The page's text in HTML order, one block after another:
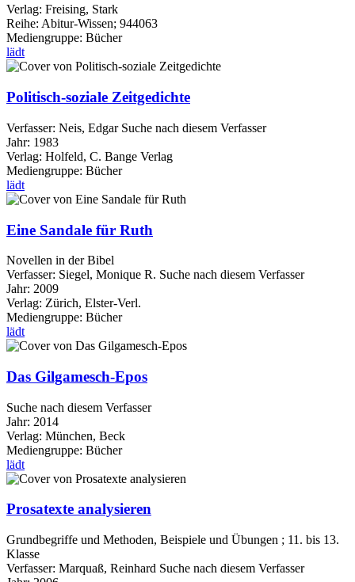
Verlag: Freising, Stark
Reihe: Abitur-Wissen; 944063
Mediengruppe: Bücher
lädt
Politisch-soziale Zeitgedichte
Verfasser: Neis, Edgar Suche nach diesem Verfasser
Jahr: 1983
Verlag: Holfeld, C. Bange Verlag
Mediengruppe: Bücher
lädt
Eine Sandale für Ruth
Novellen in der Bibel
Verfasser: Siegel, Monique R. Suche nach diesem Verfasser
Jahr: 2009
Verlag: Zürich, Elster-Verl.
Mediengruppe: Bücher
lädt
Das Gilgamesch-Epos
Suche nach diesem Verfasser
Jahr: 2014
Verlag: München, Beck
Mediengruppe: Bücher
lädt
Prosatexte analysieren
Grundbegriffe und Methoden, Beispiele und Übungen ; 11. bis 13.
Klasse
Verfasser: Marquaß, Reinhard Suche nach diesem Verfasser